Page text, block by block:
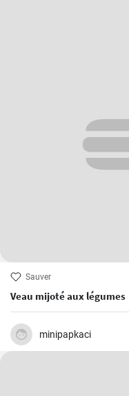
Sauver
Veau mijoté aux légumes
minipapkaci